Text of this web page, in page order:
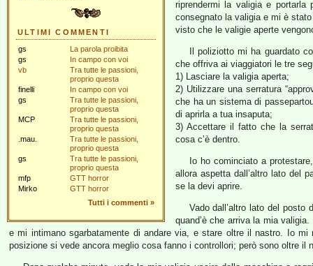
ULTIMI COMMENTI
gs
La parola proibita
gs
In campo con voi
vb
Tra tutte le passioni,
proprio questa
finelli
In campo con voi
gs
Tra tutte le passioni,
proprio questa
MCP
Tra tutte le passioni,
proprio questa
.mau.
Tra tutte le passioni,
proprio questa
gs
Tra tutte le passioni,
proprio questa
mfp
GTT horror
Mirko
GTT horror
Tutti i commenti »
riprendermi la valigia e portarla
consegnato la valigia e mi è
visto che le valigie aperte
Il poliziotto mi ha guardato
che offriva ai viaggiatori le tre
1) Lasciare la valigia aperta;
2) Utilizzare una serratura
che ha un sistema di
di aprirla a tua insaputa;
3) Accettare il fatto che la
cosa c’è dentro.
Io ho cominciato a
allora aspetta dall’altro lato del
se la devi aprire.
Vado dall’altro lato del
quand’è che arriva la mia
e mi intimano sgarbatamente di andare via, e stare oltre il nastro. Io
posizione si vede ancora meglio cosa fanno i controllori; però sono oltre il